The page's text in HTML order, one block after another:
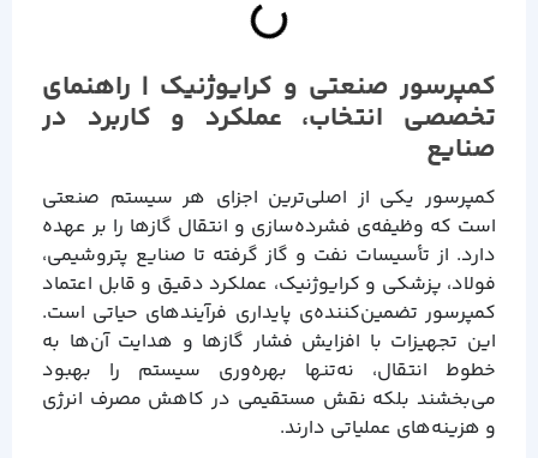
کمپرسور صنعتی و کرایوژنیک | راهنمای
تخصصی انتخاب، عملکرد و کاربرد در
صنایع
کمپرسور یکی از اصلی‌ترین اجزای هر سیستم صنعتی
است که وظیفه‌ی فشرده‌سازی و انتقال گازها را بر عهده
دارد. از تأسیسات نفت و گاز گرفته تا صنایع پتروشیمی،
فولاد، پزشکی و کرایوژنیک، عملکرد دقیق و قابل اعتماد
کمپرسور تضمین‌کننده‌ی پایداری فرآیندهای حیاتی است.
این تجهیزات با افزایش فشار گازها و هدایت آن‌ها به
خطوط انتقال، نه‌تنها بهره‌وری سیستم را بهبود
می‌بخشند بلکه نقش مستقیمی در کاهش مصرف انرژی
و هزینه‌های عملیاتی دارند.